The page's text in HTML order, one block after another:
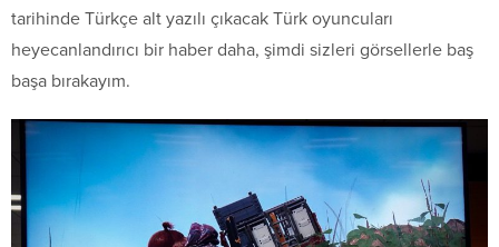
tarihinde Türkçe alt yazılı çıkacak Türk oyuncuları
heyecanlandırıcı bir haber daha, şimdi sizleri görsellerle baş
başa bırakayım.